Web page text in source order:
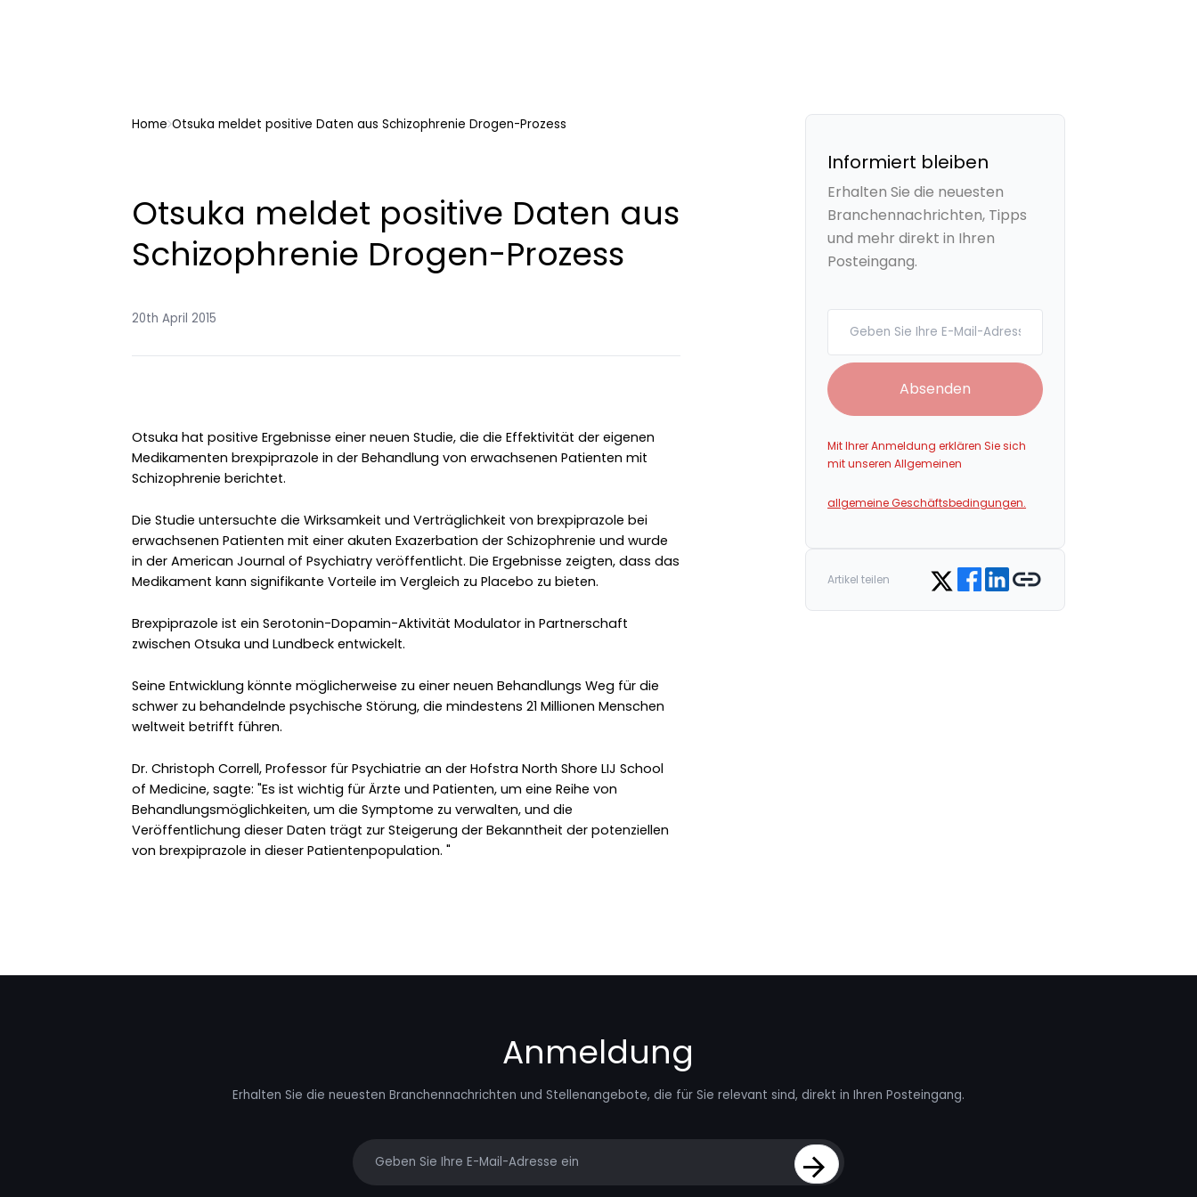
Home Otsuka meldet positive Daten aus Schizophrenie Drogen-Prozess
Otsuka meldet positive Daten aus
Schizophrenie Drogen-Prozess
20th April 2015
Otsuka hat positive Ergebnisse einer neuen Studie, die die Effektivität der eigenen
Medikamenten brexpiprazole in der Behandlung von erwachsenen Patienten mit
Schizophrenie berichtet.
Die Studie untersuchte die Wirksamkeit und Verträglichkeit von brexpiprazole bei
erwachsenen Patienten mit einer akuten Exazerbation der Schizophrenie und wurde
in der American Journal of Psychiatry veröffentlicht. Die Ergebnisse zeigten, dass das
Medikament kann signifikante Vorteile im Vergleich zu Placebo zu bieten.
Brexpiprazole ist ein Serotonin-Dopamin-Aktivität Modulator in Partnerschaft
zwischen Otsuka und Lundbeck entwickelt.
Seine Entwicklung könnte möglicherweise zu einer neuen Behandlungs Weg für die
schwer zu behandelnde psychische Störung, die mindestens 21 Millionen Menschen
weltweit betrifft führen.
Dr. Christoph Correll, Professor für Psychiatrie an der Hofstra North Shore LIJ School
of Medicine, sagte: "Es ist wichtig für Ärzte und Patienten, um eine Reihe von
Behandlungsmöglichkeiten, um die Symptome zu verwalten, und die
Veröffentlichung dieser Daten trägt zur Steigerung der Bekanntheit der potenziellen
von brexpiprazole in dieser Patientenpopulation. "
Informiert bleiben
Erhalten Sie die neuesten
Branchennachrichten, Tipps
und mehr direkt in Ihren
Posteingang.
Absenden
Mit Ihrer Anmeldung erklären Sie sich
mit unseren Allgemeinen
allgemeine Geschäftsbedingungen.
Artikel teilen Share on Twitter
Share on Facebook
Share on LinkedIn
Copy link
Anmeldung
Erhalten Sie die neuesten Branchennachrichten und Stellenangebote, die für Sie relevant sind, direkt in Ihren Posteingang.
Sign Up